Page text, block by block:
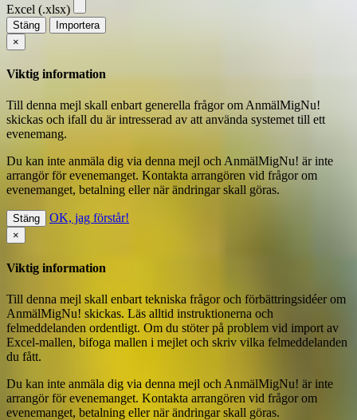
Excel (.xlsx)
Stäng
Importera
×
Viktig information
Till denna mejl skall enbart generella frågor om AnmälMigNu!
skickas och ifall du är intresserad av att använda systemet till ett
evenemang.
Du kan inte anmäla dig via denna mejl och AnmälMigNu! är inte
arrangör för evenemanget. Kontakta arrangören vid frågor om
evenemanget, betalning eller när ändringar skall göras.
Stäng OK, jag förstår!
×
Viktig information
Till denna mejl skall enbart tekniska frågor och förbättringsidéer om
AnmälMigNu! skickas. Läs alltid instruktionerna och
felmeddelanden ordentligt. Om du stöter på problem vid import av
Excel-mallen, bifoga mallen i mejlet och skriv vilka felmeddelanden
du fått.
Du kan inte anmäla dig via denna mejl och AnmälMigNu! är inte
arrangör för evenemanget. Kontakta arrangören vid frågor om
evenemanget, betalning eller när ändringar skall göras.